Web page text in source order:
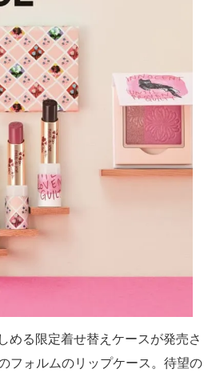
める限定着せ替えケースが発売さ
フォルムのリップケース。待望の